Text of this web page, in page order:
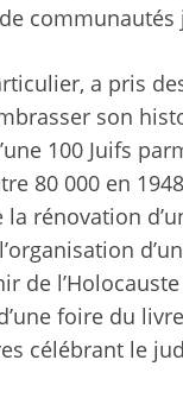
communautés
a pris
son
100 Juifs
80 000 en
rénovation
de
foire du
célébrant le